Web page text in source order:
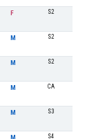
F S2
M S2
M S2
M CA
M S3
M S4